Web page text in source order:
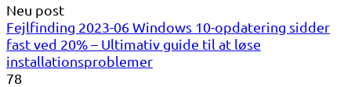
Neu post
Fejlfinding 2023-06 Windows 10-opdatering sidder
fast ved 20% – Ultimativ guide til at løse
installationsproblemer
78